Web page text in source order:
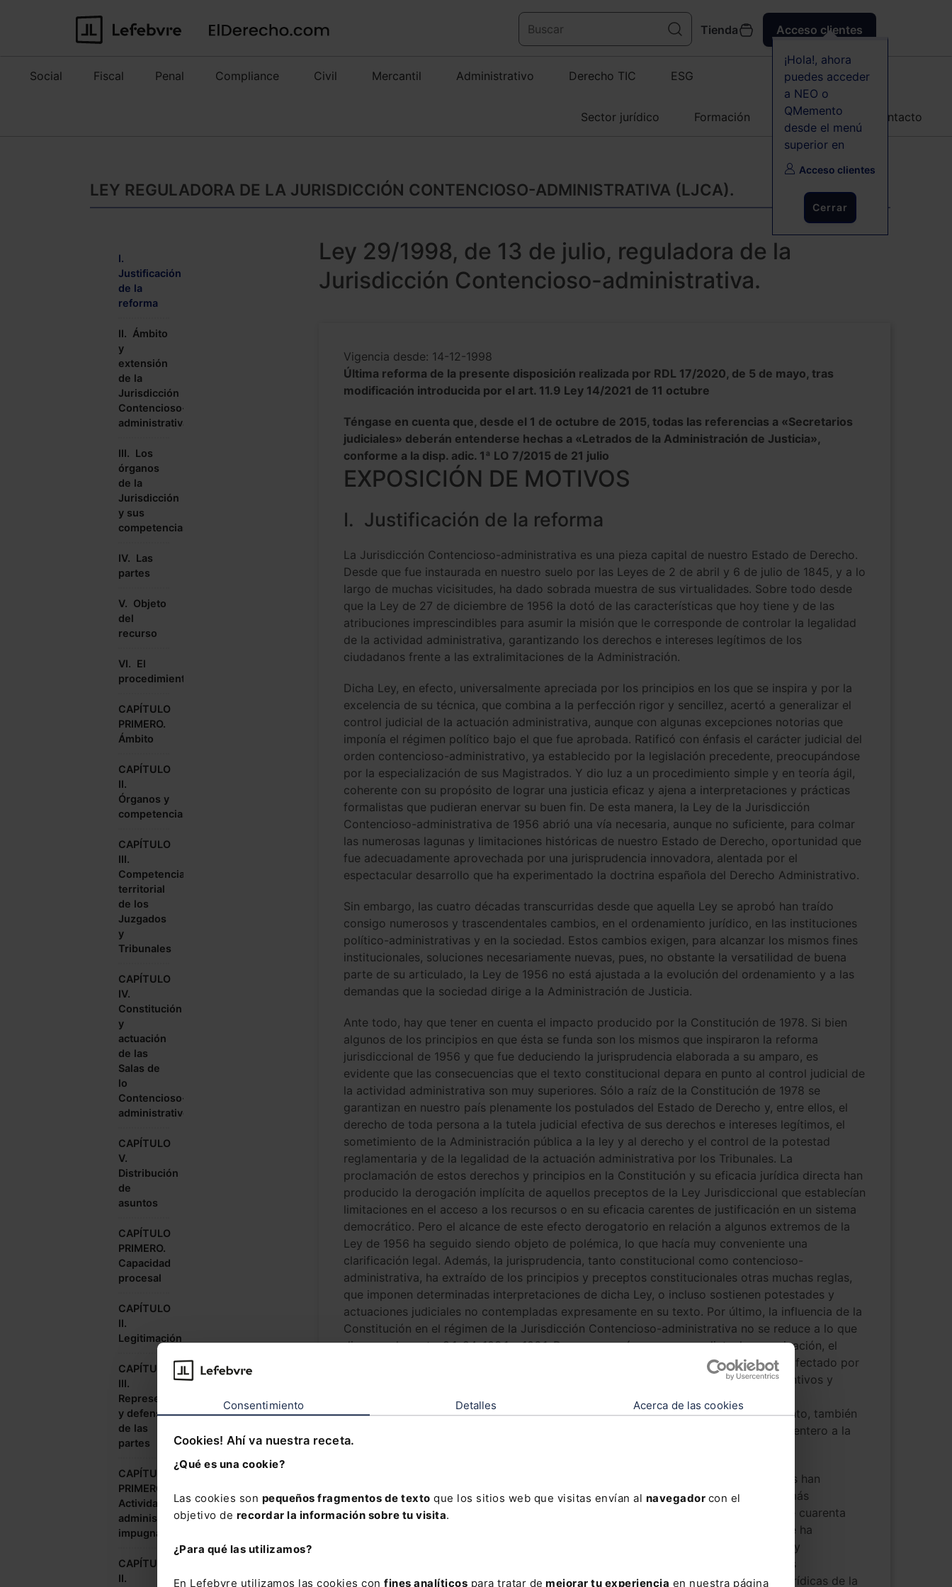
Consentimiento Detalles Acerca de las cookies
Cookies! Ahí va nuestra receta.
¿Qué es una cookie?
Las cookies son pequeños fragmentos de texto que los sitios web que visitas envían al navegador con el
objetivo de recordar la información sobre tu visita.
¿Para qué las utilizamos?
En Lefebvre utilizamos las cookies con fines analíticos para tratar de mejorar tu experiencia en nuestra página
Tienda Acceso clientes
¡Hola!, ahora
puedes acceder
a NEO o
QMemento
desde el menú
superior en
Acceso clientes
Cerrar
Social Fiscal Penal Compliance Civil Mercantil Administrativo Derecho TIC ESG
Sector jurídico Formación Agenda Contacto
LEY REGULADORA DE LA JURISDICCIÓN CONTENCIOSO-ADMINISTRATIVA (LJCA).
I.
Justificación
de la
reforma
II. Ámbito
y
extensión
de la
Jurisdicción
Contencioso-
administrativa
III. Los
órganos
de la
Jurisdicción
y sus
competencias
IV. Las
partes
V. Objeto
del
recurso
VI. El
procedimiento
CAPÍTULO
PRIMERO.
Ámbito
CAPÍTULO
II.
Órganos y
competencias
CAPÍTULO
III.
Competencia
territorial
de los
Juzgados
y
Tribunales
CAPÍTULO
IV.
Constitución
y
actuación
de las
Salas de
lo
Contencioso-
administrativo
CAPÍTULO
V.
Distribución
de
asuntos
CAPÍTULO
PRIMERO.
Capacidad
procesal
CAPÍTULO
II.
Legitimación
CAPÍTULO
III.
Representación
y defensa
de las
partes
CAPÍTULO
PRIMERO.
Actividad
administrativa
impugnable
CAPÍTULO
II.
Ley 29/1998, de 13 de julio, reguladora de la
Jurisdicción Contencioso-administrativa.
Vigencia desde: 14-12-1998
Última reforma de la presente disposición realizada por RDL 17/2020, de 5 de mayo, tras
modificación introducida por el art. 11.9 Ley 14/2021 de 11 octubre
Téngase en cuenta que, desde el 1 de octubre de 2015, todas las referencias a «Secretarios
judiciales» deberán entenderse hechas a «Letrados de la Administración de Justicia»,
conforme a la disp. adic. 1ª LO 7/2015 de 21 julio
EXPOSICIÓN DE MOTIVOS
I. Justificación de la reforma
La Jurisdicción Contencioso-administrativa es una pieza capital de nuestro Estado de Derecho.
Desde que fue instaurada en nuestro suelo por las Leyes de 2 de abril y 6 de julio de 1845, y a lo
largo de muchas vicisitudes, ha dado sobrada muestra de sus virtualidades. Sobre todo desde
que la Ley de 27 de diciembre de 1956 la dotó de las características que hoy tiene y de las
atribuciones imprescindibles para asumir la misión que le corresponde de controlar la legalidad
de la actividad administrativa, garantizando los derechos e intereses legítimos de los
ciudadanos frente a las extralimitaciones de la Administración.
Dicha Ley, en efecto, universalmente apreciada por los principios en los que se inspira y por la
excelencia de su técnica, que combina a la perfección rigor y sencillez, acertó a generalizar el
control judicial de la actuación administrativa, aunque con algunas excepciones notorias que
imponía el régimen político bajo el que fue aprobada. Ratificó con énfasis el carácter judicial del
orden contencioso-administrativo, ya establecido por la legislación precedente, preocupándose
por la especialización de sus Magistrados. Y dio luz a un procedimiento simple y en teoría ágil,
coherente con su propósito de lograr una justicia eficaz y ajena a interpretaciones y prácticas
formalistas que pudieran enervar su buen fin. De esta manera, la Ley de la Jurisdicción
Contencioso-administrativa de 1956 abrió una vía necesaria, aunque no suficiente, para colmar
las numerosas lagunas y limitaciones históricas de nuestro Estado de Derecho, oportunidad que
fue adecuadamente aprovechada por una jurisprudencia innovadora, alentada por el
espectacular desarrollo que ha experimentado la doctrina española del Derecho Administrativo.
Sin embargo, las cuatro décadas transcurridas desde que aquella Ley se aprobó han traído
consigo numerosos y trascendentales cambios, en el ordenamiento jurídico, en las instituciones
político-administrativas y en la sociedad. Estos cambios exigen, para alcanzar los mismos fines
institucionales, soluciones necesariamente nuevas, pues, no obstante la versatilidad de buena
parte de su articulado, la Ley de 1956 no está ajustada a la evolución del ordenamiento y a las
demandas que la sociedad dirige a la Administración de Justicia.
Ante todo, hay que tener en cuenta el impacto producido por la Constitución de 1978. Si bien
algunos de los principios en que ésta se funda son los mismos que inspiraron la reforma
jurisdiccional de 1956 y que fue deduciendo la jurisprudencia elaborada a su amparo, es
evidente que las consecuencias que el texto constitucional depara en punto al control judicial de
la actividad administrativa son muy superiores. Sólo a raíz de la Constitución de 1978 se
garantizan en nuestro país plenamente los postulados del Estado de Derecho y, entre ellos, el
derecho de toda persona a la tutela judicial efectiva de sus derechos e intereses legítimos, el
sometimiento de la Administración pública a la ley y al derecho y el control de la potestad
reglamentaria y de la legalidad de la actuación administrativa por los Tribunales. La
proclamación de estos derechos y principios en la Constitución y su eficacia jurídica directa han
producido la derogación implícita de aquellos preceptos de la Ley Jurisdiccional que establecían
limitaciones en el acceso a los recursos o en su eficacia carentes de justificación en un sistema
democrático. Pero el alcance de este efecto derogatorio en relación a algunos extremos de la
Ley de 1956 ha seguido siendo objeto de polémica, lo que hacía muy conveniente una
clarificación legal. Además, la jurisprudencia, tanto constitucional como contencioso-
administrativa, ha extraído de los principios y preceptos constitucionales otras muchas reglas,
que imponen determinadas interpretaciones de dicha Ley, o incluso sostienen potestades y
actuaciones judiciales no contempladas expresamente en su texto. Por último, la influencia de la
Constitución en el régimen de la Jurisdicción Contencioso-administrativa no se reduce a lo que
disponen los arts. 9.1, 24, 103.1 y 106.1. De manera más o menos mediata, la organización, el
ámbito y extensión material y el funcionamiento de este orden jurisdiccional se ve afectado por
otras muchas disposiciones constitucionales, tanto las que regulan principios sustantivos y
parlamentaria y la organización territorial del Estado. Como el resto del ordenamiento, también
el régimen legal de la Jurisdicción Contencioso-administrativa debe adecuarse por entero a la
letra y al espíritu de la Constitución.
Por otra parte, durante los últimos lustros la sociedad y la Administración españolas han
experimentado enormes transformaciones. La primera es hoy incomparablemente más
desarrollada, más libre y plural, emancipada y consciente de sus derechos que hace cuarenta
años. Mientras, la Administración reducida, centralizada y jerarquizada de antaño se ha
convertido en una organización extensa y compleja, dotada de funciones múltiples y
considerables recursos, descentralizada territorial y funcionalmente. Al hilo de estas
transformaciones han variado en buena medida y se han diversificado las formas jurídicas de la